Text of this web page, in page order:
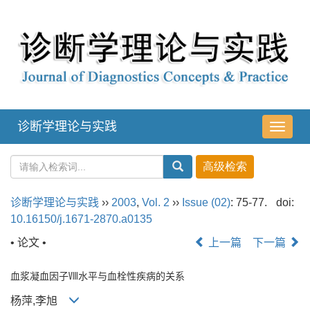
导
航
诊断学理论与实践
诊断学理论与实践 ›› 2003, Vol. 2 ›› Issue (02): 75-77.
doi:
10.16150/j.1671-2870.a0135
• 论文 •
上一篇 下一篇
血浆凝血因子Ⅷ水平与血栓性疾病的关系
杨萍,李旭